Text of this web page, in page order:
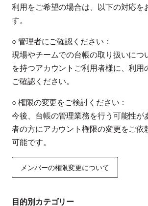
目的別カテゴリー
利用をご希望の場合は、以下の対応を
す。
○ 管理者にご確認ください：
現場やチームでの台帳の取り扱いにつ
を持つアカウントご利用者様に、利用
ご確認ください。
○ 権限の変更をご検討ください：
今後、台帳の管理業務を行う可能性が
者の方にアカウント権限の変更をご依
可能です。
メンバーの権限変更について